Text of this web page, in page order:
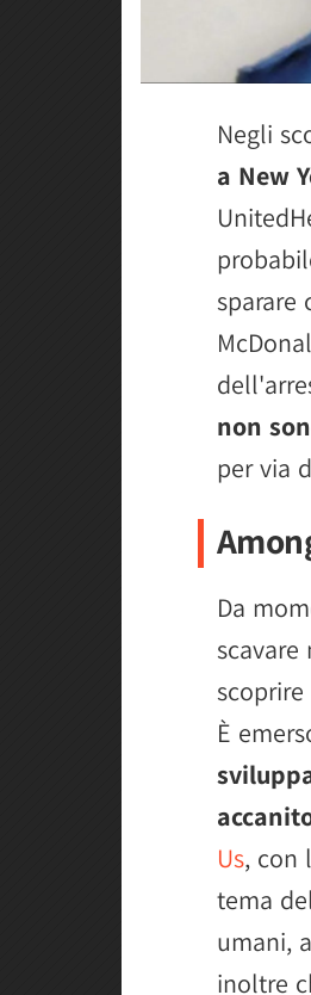
Negli
a New
sparare
non
per via
Da
scavare
È
Us, con
tema
umani,
inoltre